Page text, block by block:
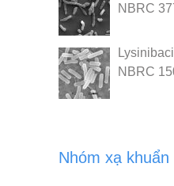
NBRC
NBRC
Nhóm xạ khuẩn